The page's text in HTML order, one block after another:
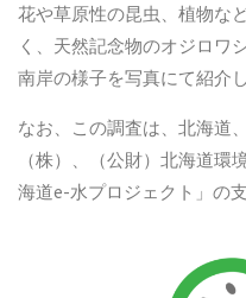
花や草原性の昆虫、植物な
く、天然記念物のオジロワ
南岸の様子を写真にて紹介し
なお、この調査は、北海道
（株）、（公財）北海道
海道e-水プロジェクト」の